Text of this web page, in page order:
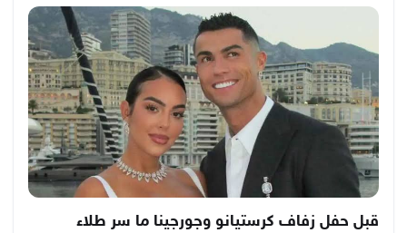
قبل حفل زفاف كرستيانو وجورجينا ما سر طلاء